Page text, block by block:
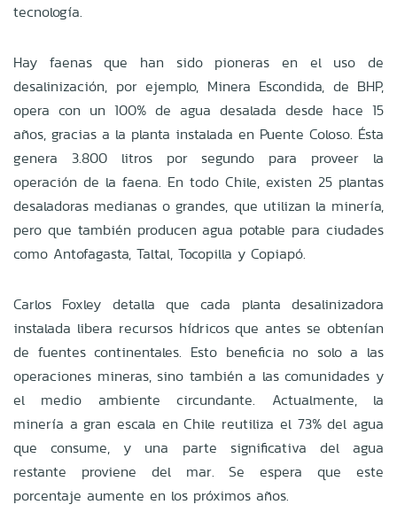
tecnología.
Hay faenas que han sido pioneras en el uso de
desalinización, por ejemplo, Minera Escondida, de BHP,
opera con un 100% de agua desalada desde hace 15
años, gracias a la planta instalada en Puente Coloso. Ésta
genera 3.800 litros por segundo para proveer la
operación de la faena. En todo Chile, existen 25 plantas
desaladoras medianas o grandes, que utilizan la minería,
pero que también producen agua potable para ciudades
como Antofagasta, Taltal, Tocopilla y Copiapó.
Carlos Foxley detalla que cada planta desalinizadora
instalada libera recursos hídricos que antes se obtenían
de fuentes continentales. Esto beneficia no solo a las
operaciones mineras, sino también a las comunidades y
el medio ambiente circundante. Actualmente, la
minería a gran escala en Chile reutiliza el 73% del agua
que consume, y una parte significativa del agua
restante proviene del mar. Se espera que este
porcentaje aumente en los próximos años.